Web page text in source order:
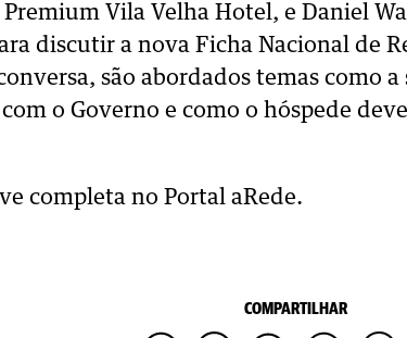
Premium Vila Velha Hotel, e Daniel
discutir a nova Ficha Nacional de
são abordados temas como a
o Governo e como o hóspede
completa no Portal aRede.
COMPARTILHAR